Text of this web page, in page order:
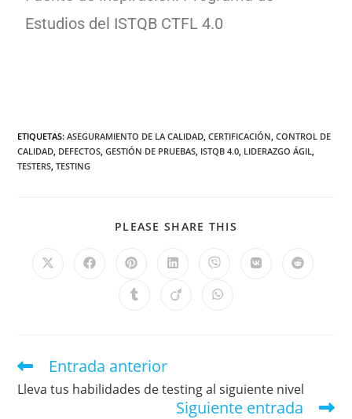
Estudios del ISTQB CTFL 4.0
ETIQUETAS:ASEGURAMIENTO DE LA CALIDAD, CERTIFICACIÓN, CONTROL DE
CALIDAD, DEFECTOS, GESTIÓN DE PRUEBAS, ISTQB 4.0, LIDERAZGO ÁGIL,
TESTERS, TESTING
PLEASE SHARE THIS
Entrada anterior
Lleva tus habilidades de testing al siguiente nivel
Siguiente entrada